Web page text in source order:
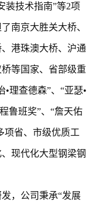
装技术指南”等2项
南京大胜关大桥、
港珠澳大桥、沪通
等国家、省部级重
理查德森”、“亚瑟•
鲁班奖”、“詹天佑
项省、市级优质工
现代化大型钢梁钢
，公司秉承“发展